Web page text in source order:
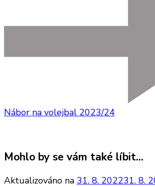
Nábor na volejbal 2023/24
Mohlo by se vám také líbit...
Aktualizováno na 31. 8. 202231. 8.